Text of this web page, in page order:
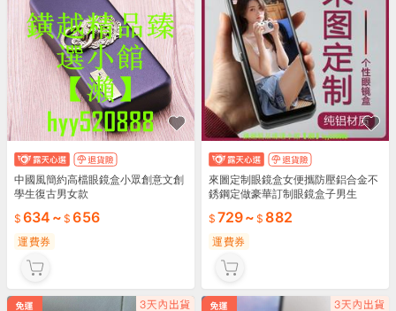
中國風簡約高檔眼鏡盒小眾創意文創
學生復古男女款
634 ~ 656
運費券
來圖定制眼鏡盒女便攜防壓鋁合金不
銹鋼定做豪華訂制眼鏡盒子男生
729~ 882
運費券